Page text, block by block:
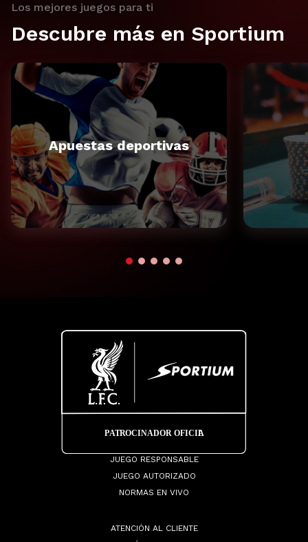
Los mejores juegos para ti
Descubre más en Sportium
Apuestas deportivas
JUEGO RESPONSABLE
JUEGO AUTORIZADO
NORMAS EN VIVO
ATENCIÓN AL CLIENTE